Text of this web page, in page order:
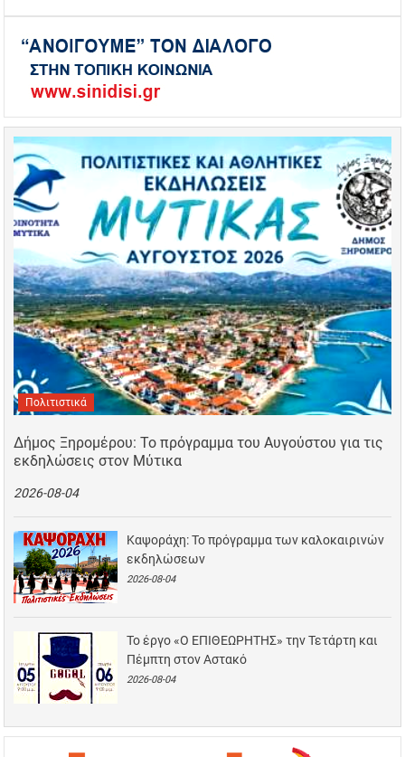
Πολιτιστικά
Δήμος Ξηρομέρου: Το πρόγραμμα του Αυγούστου για τις
εκδηλώσεις στον Μύτικα
2026-08-04
Καψοράχη: Το πρόγραμμα των καλοκαιρινών
εκδηλώσεων
2026-08-04
Το έργο «Ο ΕΠΙΘΕΩΡΗΤΗΣ» την Τετάρτη και
Πέμπτη στον Αστακό
2026-08-04